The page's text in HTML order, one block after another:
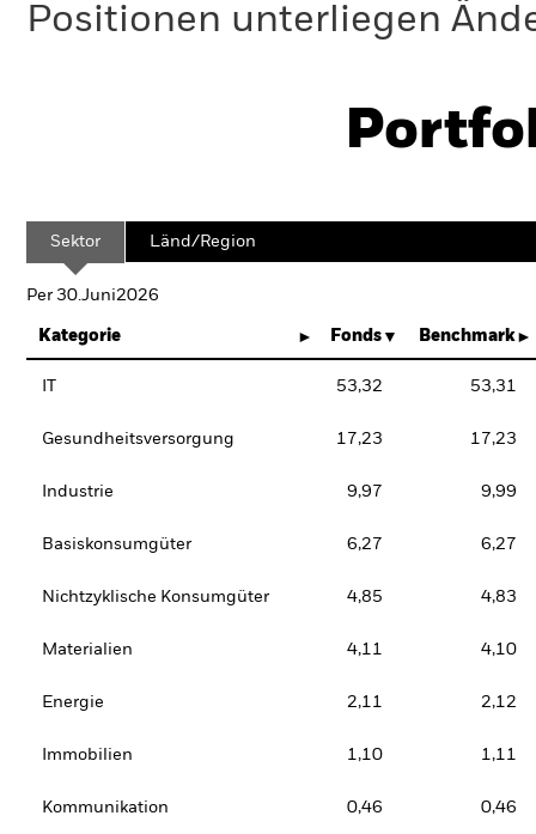
Positionen unterliegen
Sektor Länd/Region
Per 30.Juni2026
Kategorie Fonds Benchmark
53,32 53,31
Gesundheitsversorgung 17,23 17,23
Industrie 9,97 9,99
Basiskonsumgüter 6,27 6,27
Nichtzyklische Konsumgüter 4,85 4,83
Materialien 4,11 4,10
Energie 2,11 2,12
Immobilien 1,10 1,11
Kommunikation 0,46 0,46